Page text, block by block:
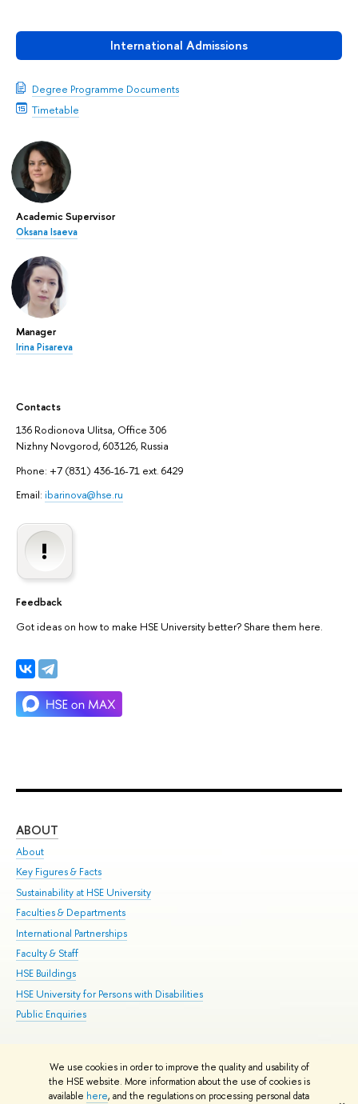
We use cookies in order to improve the quality and usability of
the HSE website. More information about the use of cookies is
available here, and the regulations on processing personal data
International Admissions
Degree Programme Documents
Timetable
Academic Supervisor
Oksana Isaeva
Manager
Irina Pisareva
Contacts
136 Rodionova Ulitsa, Office 306
Nizhny Novgorod, 603126, Russia
Phone: +7 (831) 436-16-71 ext. 6429
Email: ibarinova@hse.ru
Feedback
Got ideas on how to make HSE University better? Share them here.
ABOUT
About
Key Figures & Facts
Sustainability at HSE University
Faculties & Departments
International Partnerships
Faculty & Staff
HSE Buildings
HSE University for Persons with Disabilities
Public Enquiries
© HSE University 1993–2026 Contacts Copyright Privacy Policy